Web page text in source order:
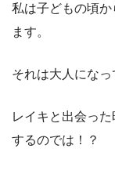
私は子どもの頃
ます。
それは大人になっ
レイキと出会っ
するのでは！？